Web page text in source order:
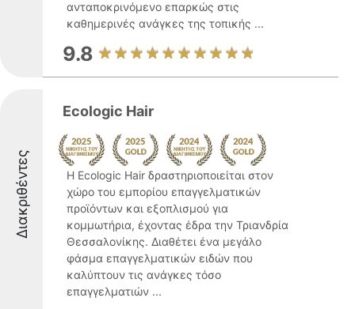
ανταποκρινόμενο επαρκώς στις
καθημερινές ανάγκες της τοπικής ...
9.8
Διακριθέντες
Ecologic Hair
Η Ecologic Hair δραστηριοποιείται στον
χώρο του εμπορίου επαγγελματικών
προϊόντων και εξοπλισμού για
κομμωτήρια, έχοντας έδρα την Τριανδρία
Θεσσαλονίκης. Διαθέτει ένα μεγάλο
φάσμα επαγγελματικών ειδών που
καλύπτουν τις ανάγκες τόσο
επαγγελματιών ...